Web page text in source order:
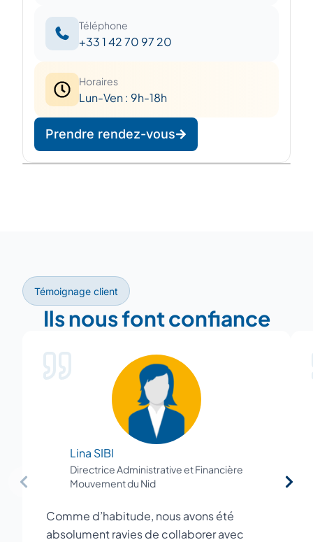
Téléphone
+33 1 42 70 97 20
Horaires
Lun-Ven : 9h-18h
Prendre rendez-vous
Témoignage client
Ils nous font confiance
Lina SIBI
Directrice Administrative et Financière
Mouvement du Nid
Comme d’habitude, nous avons été
absolument ravies de collaborer avec